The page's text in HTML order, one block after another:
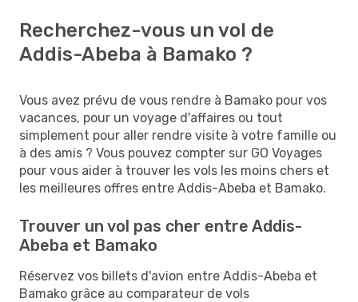
Recherchez-vous un vol de
Addis-Abeba à Bamako ?
Vous avez prévu de vous rendre à Bamako pour vos
vacances, pour un voyage d'affaires ou tout
simplement pour aller rendre visite à votre famille ou
à des amis ? Vous pouvez compter sur GO Voyages
pour vous aider à trouver les vols les moins chers et
les meilleures offres entre Addis-Abeba et Bamako.
Trouver un vol pas cher entre Addis-
Abeba et Bamako
Réservez vos billets d'avion entre Addis-Abeba et
Bamako grâce au comparateur de vols